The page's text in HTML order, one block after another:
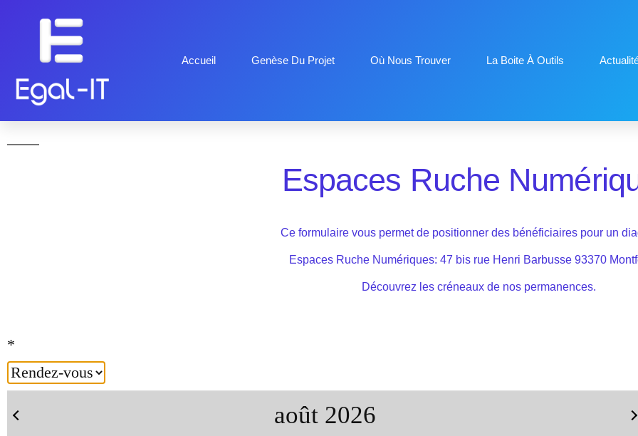
Accueil Genèse Du Projet Où Nous Trouver La Boite À Outils
Espaces Ruche
Ce formulaire vous permet de positionner des bénéficiaires pour un
Espaces Ruche Numériques: 47 bis rue Henri Barbusse 93370
Découvrez les créneaux de nos permanences.
*
août 2026